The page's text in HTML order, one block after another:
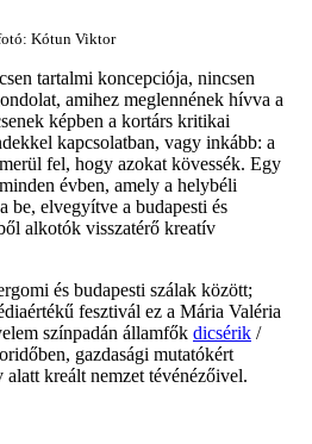
Kótun Viktor
tartalmi koncepciója, nincsen
amihez meglennének hívva a
képben a kortárs kritikai
kapcsolatban, vagy inkább: a
fel, hogy azokat kövessék. Egy
évben, amely a helybéli
be, elvegyítve a budapesti és
alkotók visszatérő kreatív
és budapesti szálak között;
fesztivál ez a Mária Valéria
színpadán államfők dicsérik /
gazdasági mutatókért
alatt kreált nemzet tévénézőivel.